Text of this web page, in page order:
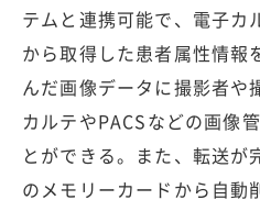
テムと連携可能で、電子カ
から取得した患者属性情報
んだ画像データに撮影者や
カルテやPACSなどの画像
とができる。また、転送が
のメモリーカードから自動